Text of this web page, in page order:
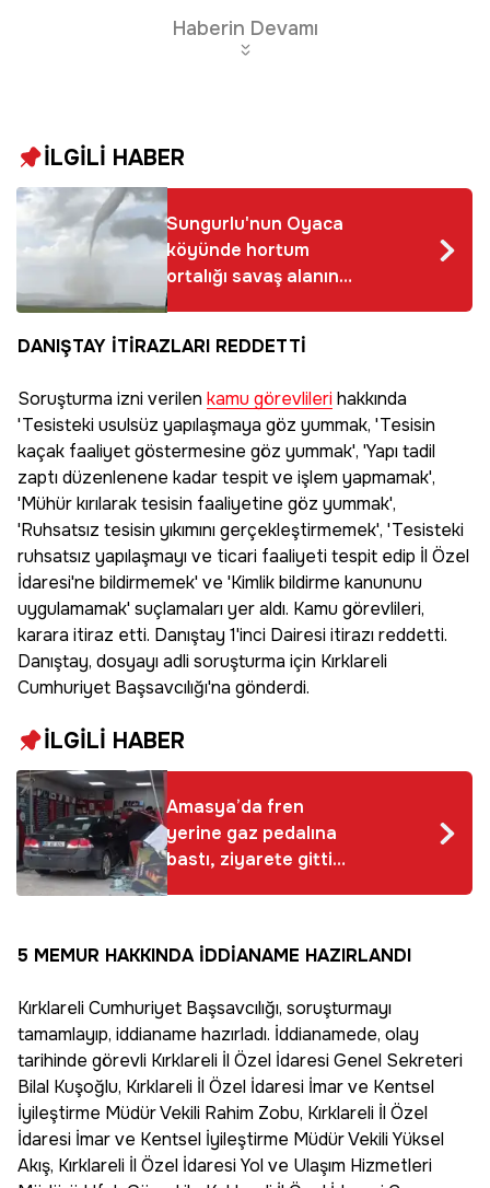
Haberin Devamı
İLGİLİ HABER
Sungurlu'nun Oyaca
köyünde hortum
ortalığı savaş alanına
çevirdi
DANIŞTAY İTİRAZLARI REDDETTİ
Soruşturma izni verilen kamu görevlilerihakkında
'Tesisteki usulsüz yapılaşmaya göz yummak, 'Tesisin
kaçak faaliyet göstermesine göz yummak', 'Yapı tadil
zaptı düzenlenene kadar tespit ve işlem yapmamak',
'Mühür kırılarak tesisin faaliyetine göz yummak',
'Ruhsatsız tesisin yıkımını gerçekleştirmemek', 'Tesisteki
ruhsatsız yapılaşmayı ve ticari faaliyeti tespit edip İl Özel
İdaresi'ne bildirmemek' ve 'Kimlik bildirme kanununu
uygulamamak' suçlamaları yer aldı. Kamu görevlileri,
karara itiraz etti. Danıştay 1'inci Dairesi itirazı reddetti.
Danıştay, dosyayı adli soruşturma için Kırklareli
Cumhuriyet Başsavcılığı'na gönderdi.
İLGİLİ HABER
Amasya’da fren
yerine gaz pedalına
bastı, ziyarete gittiği
arkadaşının iş yerine
5 MEMUR HAKKINDA İDDİANAME HAZIRLANDI
Kırklareli Cumhuriyet Başsavcılığı, soruşturmayı
tamamlayıp, iddianame hazırladı. İddianamede, olay
tarihinde görevli Kırklareli İl Özel İdaresi Genel Sekreteri
Bilal Kuşoğlu, Kırklareli İl Özel İdaresi İmar ve Kentsel
İyileştirme Müdür Vekili Rahim Zobu, Kırklareli İl Özel
İdaresi İmar ve Kentsel İyileştirme Müdür Vekili Yüksel
Akış, Kırklareli İl Özel İdaresi Yol ve Ulaşım Hizmetleri